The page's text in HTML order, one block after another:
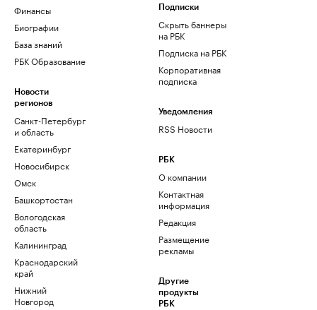
Финансы
Биографии
База знаний
РБК Образование
Новости
регионов
Санкт-Петербург
и область
Екатеринбург
Новосибирск
Омск
Башкортостан
Вологодская
область
Калининград
Краснодарский
край
Нижний
Новгород
Подписки
Скрыть баннеры
на РБК
Подписка на РБК
Корпоративная
подписка
Уведомления
RSS Новости
РБК
О компании
Контактная
информация
Редакция
Размещение
рекламы
Другие
продукты
РБК